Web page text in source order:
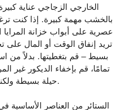
الخارجي الزجاجي عناية
بالخشب مهمة كبيرة. إذا كنت
عصرية على أبواب خزانة المرايا
تريد إنفاق الوقت أو المال على
بسيط – قم بتغطيتها. بدلاً من
تمامًا، قم بإخفاء الديكور غير
حيلة بسيطة ولكنها أنيقة لصنع ستارة.
الستائر من العناصر